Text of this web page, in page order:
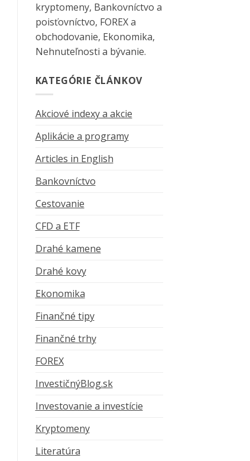
kryptomeny, Bankovníctvo a
poisťovníctvo, FOREX a
obchodovanie, Ekonomika,
Nehnuteľnosti a bývanie.
KATEGÓRIE ČLÁNKOV
Akciové indexy a akcie
Aplikácie a programy
Articles in English
Bankovníctvo
Cestovanie
CFD a ETF
Drahé kamene
Drahé kovy
Ekonomika
Finančné tipy
Finančné trhy
FOREX
InvestičnýBlog.sk
Investovanie a investície
Kryptomeny
Literatúra